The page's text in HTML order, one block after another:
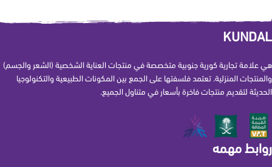
KUNDAL
هي علامة تجارية كورية جنوبية متخصصة في منتجات العناية الشخصية (الشعر والجسم)
والمنتجات المنزلية. تعتمد فلسفتها على الجمع بين المكونات الطبيعية والتكنولوجيا
الحديثة لتقديم منتجات فاخرة بأسعار في متناول الجميع.
روابط مهمه